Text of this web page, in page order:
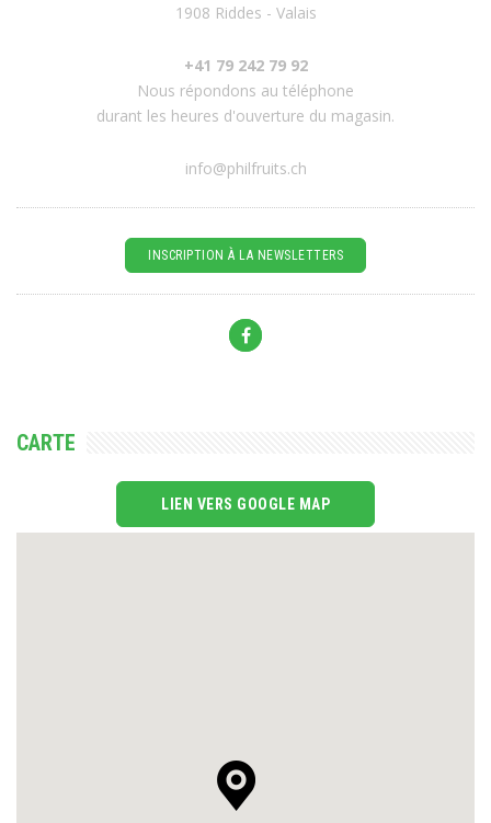
1908 Riddes - Valais
+41 79 242 79 92
Nous répondons au téléphone
durant les heures d'ouverture du magasin.
info@philfruits.ch
INSCRIPTION À LA NEWSLETTERS
CARTE
LIEN VERS GOOGLE MAP